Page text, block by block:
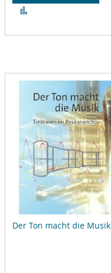
Der Ton macht die Musik